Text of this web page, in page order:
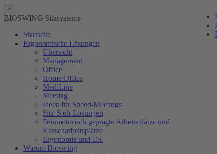
×
BIOSWING Sitzsysteme
Startseite
Ergonomische Lösungen
Übersicht
Management
Office
Home Office
MediLine
Meeting
Ideen für Speed-Meetings
Sitz-Steh-Lösungen
Feinmotorisch geprägte Arbeitsplätze und
Kassenarbeitsplätze
Ergonomie und Co.
Warum Bioswing